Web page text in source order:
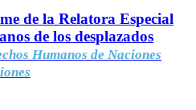
de la Relatora Especial
de los desplazados
Humanos de Naciones